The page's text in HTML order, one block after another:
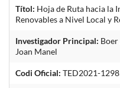
Títol: Hoja de Ruta hacia la
Renovables a Nivel Local y
Investigador Principal: Boer
Joan Manel
Codi Oficial: TED2021-